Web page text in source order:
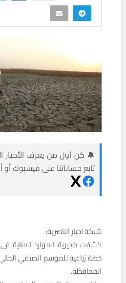
🔔 كن أول من يعرف الأخبار
تابع حساباتنا على فيسبوك
شبكة اخبار الناصرية:
كشفت مديرية الموارد المائية
خطة زراعية للموسم الصيفي
المحافظة.